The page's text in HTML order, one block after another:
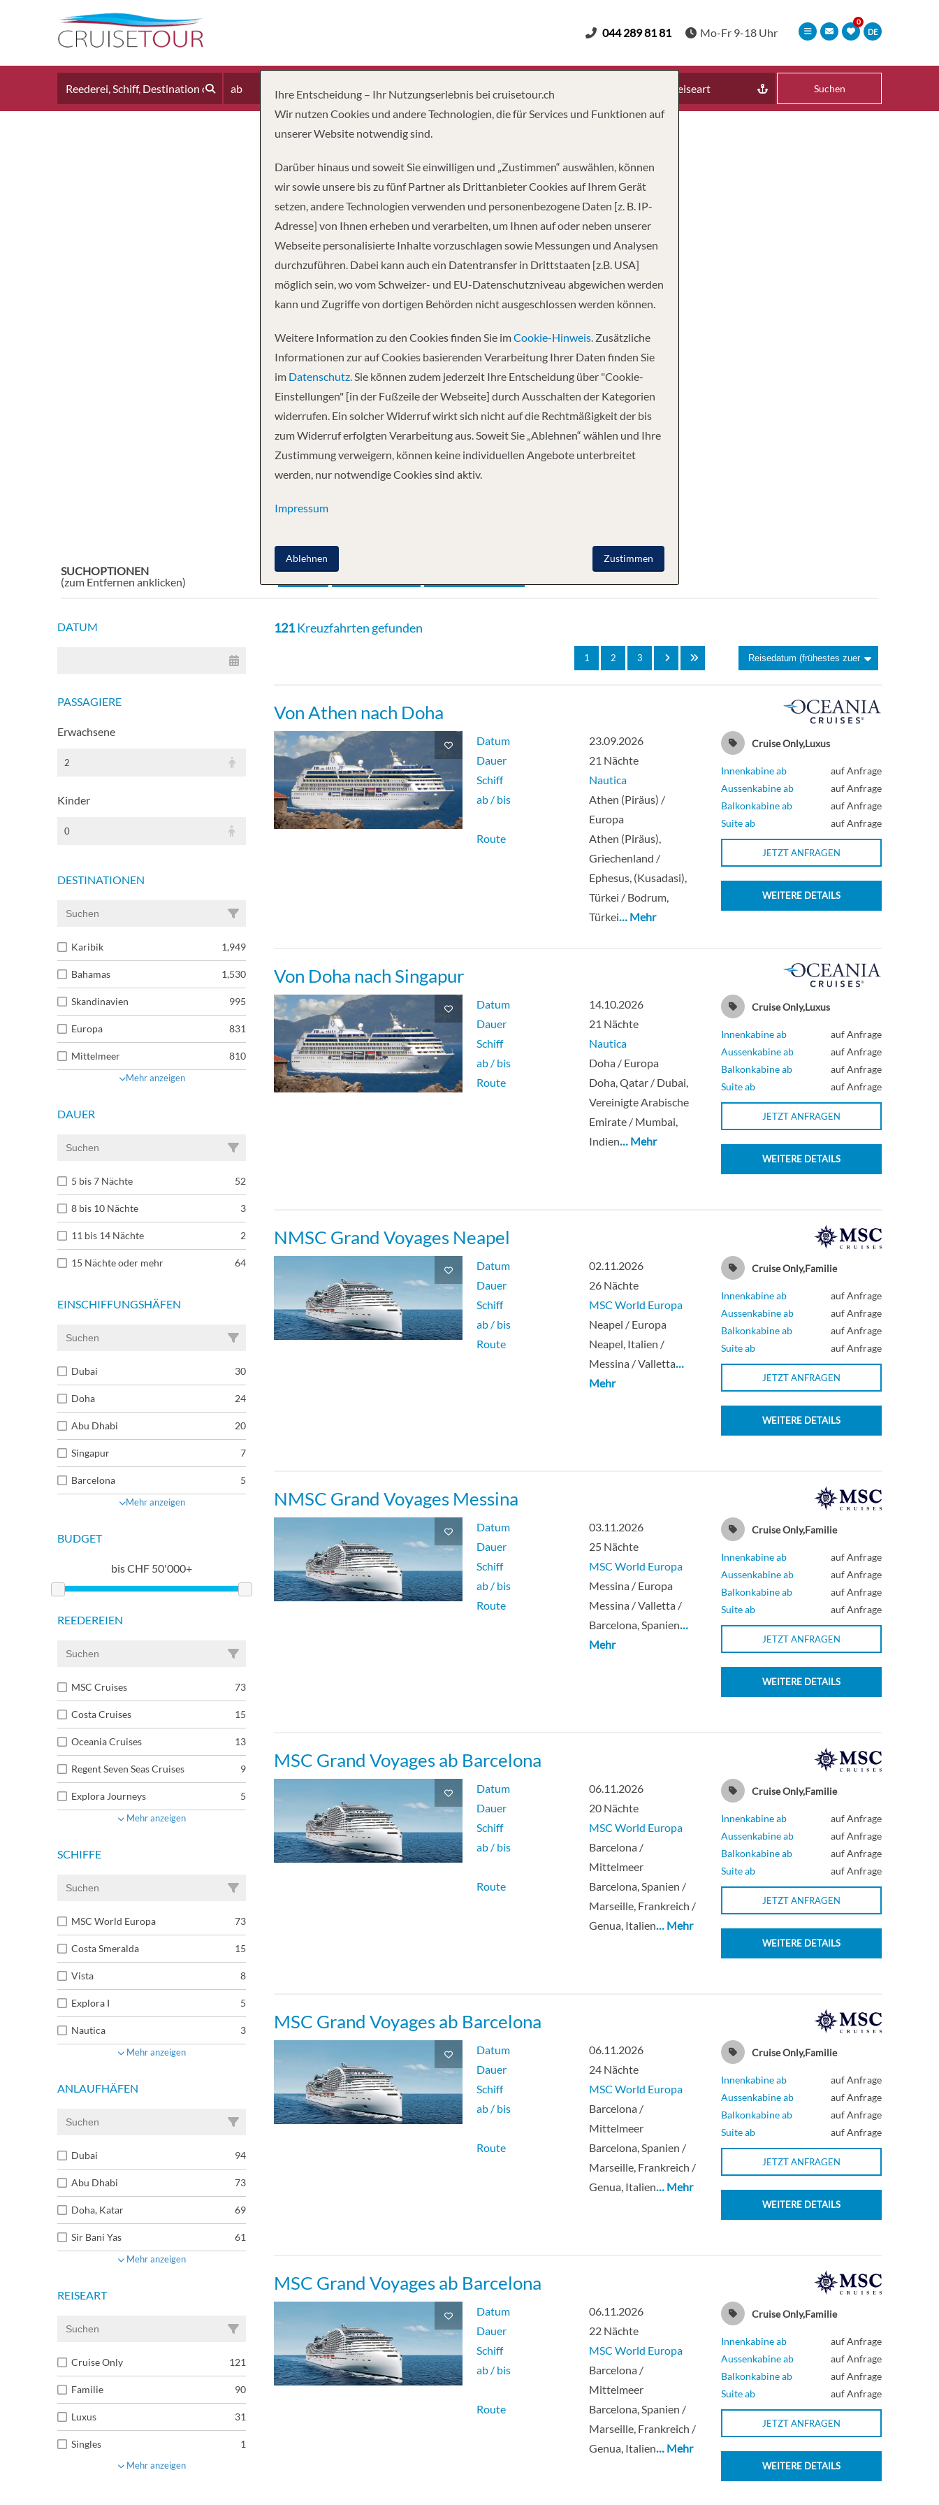
DE
044 289 81 81 Mo-Fr 9-18 Uhr
ab Erwachsene Kinder Reiseart Suchen
Dubai & Emirate
SUCHOPTIONEN
(zum Entfernen anklicken)
Reset 2 Erwachsene
DATUM
PASSAGIERE
Erwachsene
2
Kinder
0
DESTINATIONEN
Karibik 1,949
Bahamas 1,530
Skandinavien 995
Europa 831
Mittelmeer 810
Mehr anzeigen
DAUER
5 bis 7 Nächte 52
8 bis 10 Nächte 3
11 bis 14 Nächte 2
15 Nächte oder mehr 64
EINSCHIFFUNGSHÄFEN
Dubai 30
Doha 24
Abu Dhabi 20
Singapur 7
Barcelona 5
Mehr anzeigen
BUDGET
bisCHF 50'000+
REEDEREIEN
MSC Cruises 73
Costa Cruises 15
Oceania Cruises 13
Regent Seven Seas Cruises 9
Explora Journeys 5
Mehr anzeigen
SCHIFFE
MSC World Europa 73
Costa Smeralda 15
Vista 8
Explora I 5
Nautica 3
Mehr anzeigen
ANLAUFHÄFEN
Dubai 94
Abu Dhabi 73
Doha, Katar 69
Sir Bani Yas 61
Mehr anzeigen
REISEART
Cruise Only 121
Familie 90
Luxus 31
Singles 1
Mehr anzeigen
121Kreuzfahrten gefunden
1 2 3
Von Athen nach Doha
Datum
23.09.2026
Dauer
21 Nächte
Schiff
Nautica
ab / bis
Athen (Piräus) /
Europa
Route
Athen (Piräus),
Griechenland /
Ephesus, (Kusadasi),
Türkei / Bodrum,
Türkei… Mehr
Cruise Only,Luxus
Innenkabine ab
auf Anfrage
Aussenkabine ab
auf Anfrage
Balkonkabine ab
auf Anfrage
Suite ab
auf Anfrage
JETZT ANFRAGEN
WEITERE DETAILS
Von Doha nach Singapur
Datum
14.10.2026
Dauer
21 Nächte
Schiff
Nautica
ab / bis
Doha / Europa
Route
Doha, Qatar / Dubai,
Vereinigte Arabische
Emirate / Mumbai,
Indien… Mehr
Cruise Only,Luxus
Innenkabine ab
auf Anfrage
Aussenkabine ab
auf Anfrage
Balkonkabine ab
auf Anfrage
Suite ab
auf Anfrage
JETZT ANFRAGEN
WEITERE DETAILS
NMSC Grand Voyages Neapel
Datum
02.11.2026
Dauer
26 Nächte
Schiff
MSC World Europa
ab / bis
Neapel / Europa
Route
Neapel, Italien /
Messina / Valletta…
Mehr
Cruise Only,Familie
Innenkabine ab
auf Anfrage
Aussenkabine ab
auf Anfrage
Balkonkabine ab
auf Anfrage
Suite ab
auf Anfrage
JETZT ANFRAGEN
WEITERE DETAILS
NMSC Grand Voyages Messina
Datum
03.11.2026
Dauer
25 Nächte
Schiff
MSC World Europa
ab / bis
Messina / Europa
Route
Messina / Valletta /
Barcelona, Spanien…
Mehr
Cruise Only,Familie
Innenkabine ab
auf Anfrage
Aussenkabine ab
auf Anfrage
Balkonkabine ab
auf Anfrage
Suite ab
auf Anfrage
JETZT ANFRAGEN
WEITERE DETAILS
MSC Grand Voyages ab Barcelona
Datum
06.11.2026
Dauer
20 Nächte
Schiff
MSC World Europa
ab / bis
Barcelona /
Mittelmeer
Route
Barcelona, Spanien /
Marseille, Frankreich /
Genua, Italien… Mehr
Cruise Only,Familie
Innenkabine ab
auf Anfrage
Aussenkabine ab
auf Anfrage
Balkonkabine ab
auf Anfrage
Suite ab
auf Anfrage
JETZT ANFRAGEN
WEITERE DETAILS
MSC Grand Voyages ab Barcelona
Datum
06.11.2026
Dauer
24 Nächte
Schiff
MSC World Europa
ab / bis
Barcelona /
Mittelmeer
Route
Barcelona, Spanien /
Marseille, Frankreich /
Genua, Italien… Mehr
Cruise Only,Familie
Innenkabine ab
auf Anfrage
Aussenkabine ab
auf Anfrage
Balkonkabine ab
auf Anfrage
Suite ab
auf Anfrage
JETZT ANFRAGEN
WEITERE DETAILS
MSC Grand Voyages ab Barcelona
Datum
06.11.2026
Dauer
22 Nächte
Schiff
MSC World Europa
ab / bis
Barcelona /
Mittelmeer
Route
Barcelona, Spanien /
Marseille, Frankreich /
Genua, Italien… Mehr
Cruise Only,Familie
Innenkabine ab
auf Anfrage
Aussenkabine ab
auf Anfrage
Balkonkabine ab
auf Anfrage
Suite ab
auf Anfrage
JETZT ANFRAGEN
WEITERE DETAILS
Ihre Entscheidung – Ihr Nutzungserlebnis bei cruisetour.ch
Wir nutzen Cookies und andere Technologien, die für Services und Funktionen auf
unserer Website notwendig sind.
Darüber hinaus und soweit Sie einwilligen und „Zustimmen“ auswählen, können
wir sowie unsere bis zu fünf Partner als Drittanbieter Cookies auf Ihrem Gerät
setzen, andere Technologien verwenden und personenbezogene Daten [z. B. IP-
Adresse] von Ihnen erheben und verarbeiten, um Ihnen auf oder neben unserer
Webseite personalisierte Inhalte vorzuschlagen sowie Messungen und Analysen
durchzuführen. Dabei kann auch ein Datentransfer in Drittstaaten [z.B. USA]
möglich sein, wo vom Schweizer- und EU-Datenschutzniveau abgewichen werden
kann und Zugriffe von dortigen Behörden nicht ausgeschlossen werden können.
Weitere Information zu den Cookies finden Sie imCookie-Hinweis. Zusätzliche
Informationen zur auf Cookies basierenden Verarbeitung Ihrer Daten finden Sie
im Datenschutz.Sie können zudem jederzeit Ihre Entscheidung über "Cookie-
Einstellungen" [in der Fußzeile der Webseite] durch Ausschalten der Kategorien
widerrufen. Ein solcher Widerruf wirkt sich nicht auf die Rechtmäßigkeit der bis
zum Widerruf erfolgten Verarbeitung aus. Soweit Sie „Ablehnen“ wählen und Ihre
Zustimmung verweigern, können keine individuellen Angebote unterbreitet
werden, nur notwendige Cookies sind aktiv.
Impressum
Zustimmen
Ablehnen